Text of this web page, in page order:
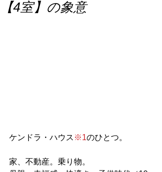
【4室】の象意
ケンドラ・ハウス ※1のひとつ。
家、不動産。乗り物。